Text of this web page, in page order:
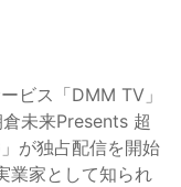
ビス「DMM TV」
未来Presents 超
が独占配信を開始
業家として知られ